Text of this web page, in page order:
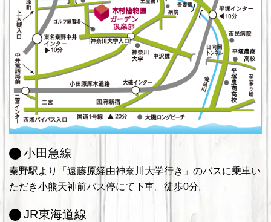
小田急線
秦野駅より「遠藤原経由神奈川大学行き」のバスに乗車い
ただき小熊天神前バス停にて下車。徒歩0分。
JR東海道線